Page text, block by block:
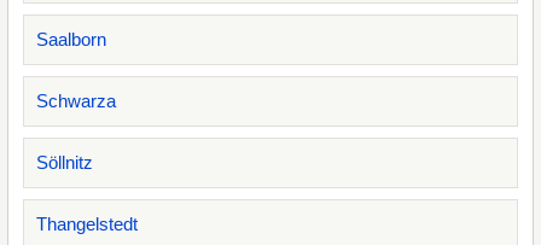
Saalborn
Schwarza
Söllnitz
Thangelstedt